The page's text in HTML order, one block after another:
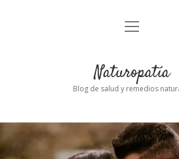
Inicio
abrir
Naturopatía
Blog de salud y remedios